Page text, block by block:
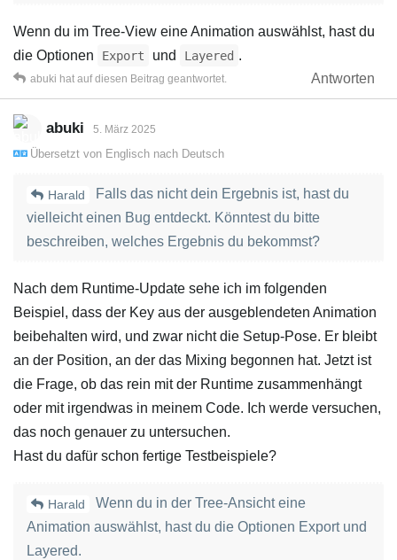
Wenn du im Tree-View eine Animation auswählst, hast du
die Optionen
Export und Layered .
Antworten
abuki hat auf diesen Beitrag geantwortet.
abuki 5. März 2025
Übersetzt von Englisch nach Deutsch
Harald
Falls das nicht dein Ergebnis ist, hast du
vielleicht einen Bug entdeckt. Könntest du bitte
beschreiben, welches Ergebnis du bekommst?
Nach dem Runtime-Update sehe ich im folgenden
Beispiel, dass der Key aus der ausgeblendeten Animation
beibehalten wird, und zwar nicht die Setup-Pose. Er bleibt
an der Position, an der das Mixing begonnen hat. Jetzt ist
die Frage, ob das rein mit der Runtime zusammenhängt
oder mit irgendwas in meinem Code. Ich werde versuchen,
das noch genauer zu untersuchen.
Hast du dafür schon fertige Testbeispiele?
Harald
Wenn du in der Tree-Ansicht eine
Animation auswählst, hast du die Optionen Export und
Layered.